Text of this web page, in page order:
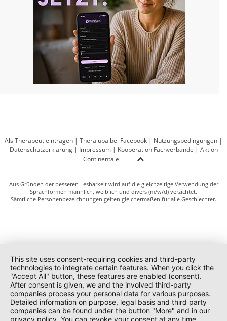
Als Therapeut eintragen | Theralupa bei Facebook | Nutzungsbedingungen |
Datenschutzerklärung| Impressum| Kooperation Fachverbände | Aktion
Continentale
Aus Gründen der besseren Lesbarkeit wird auf die gleichzeitige Verwendung der
Sprachformen männlich, weiblich und divers (m/w/d) verzichtet.
Sämtliche Personenbezeichnungen gelten gleichermaßen für alle Geschlechter.
This site uses consent-requiring cookies and third-party
technologies to integrate certain features. When you click the
"Accept All" button, these features are enabled (consent).
After consent is given, we and the involved third-party
companies process your personal data for various purposes.
Detailed information on purpose, legal basis and third party
companies can be found under the button "More" and in our
privacy policy. You can revoke your consent at any time.